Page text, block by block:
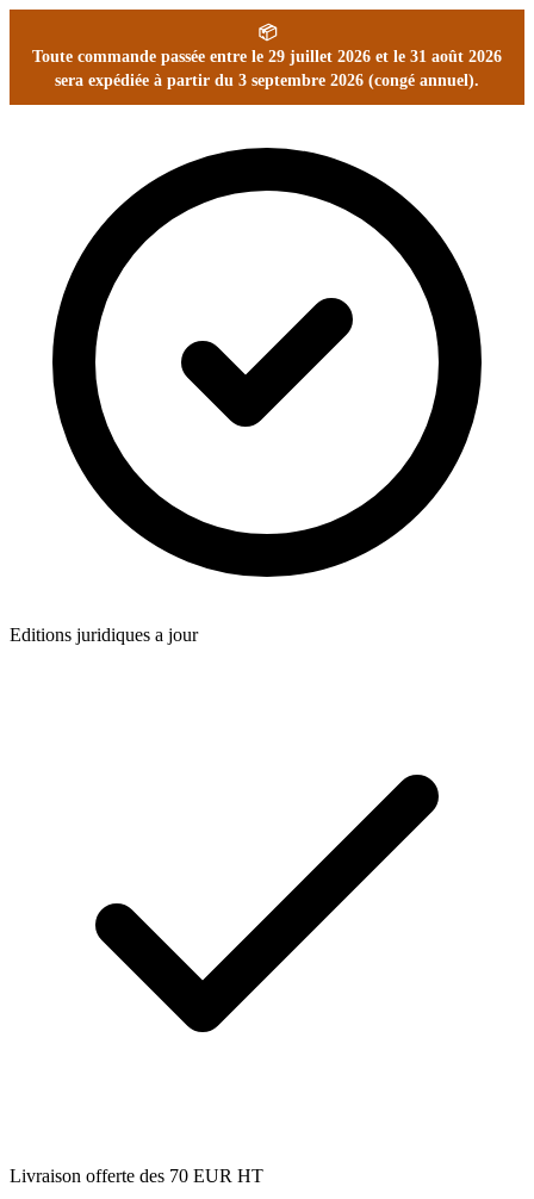
📦
Toute commande passée entre le 29 juillet 2026 et le 31 août 2026
sera expédiée à partir du 3 septembre 2026 (congé annuel).
Editions juridiques a jour
Livraison offerte des 70 EUR HT